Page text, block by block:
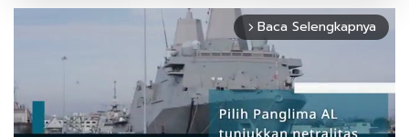
arrow_forward_ios Baca Selengkapnya